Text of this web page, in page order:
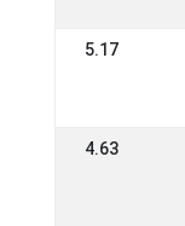
5.17
4.63